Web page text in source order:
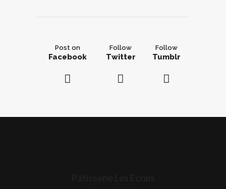
Post on
Facebook
Follow
Twitter
Follow
Tumblr